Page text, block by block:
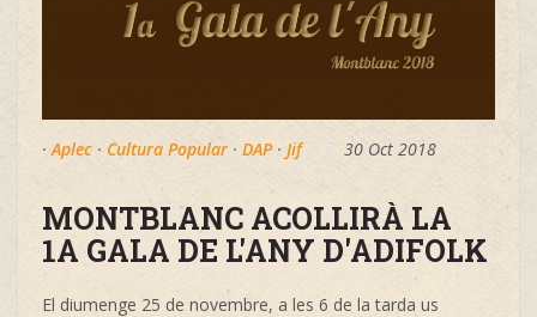
·Aplec · Cultura Popular · DAP· Jif 30 Oct 2018
MONTBLANC ACOLLIRÀ LA
1A GALA DE L'ANY D'ADIFOLK
El diumenge 25 de novembre, a les 6 de la tarda us